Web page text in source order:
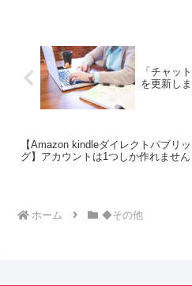
「チャッ
を更新し
【Amazon kindleダイレクトパブリ
グ】アカウントは1つしか作れません
ホーム ◆その他